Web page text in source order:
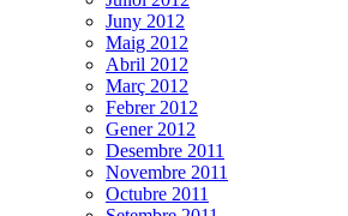
Juny 2012
Maig 2012
Abril 2012
Març 2012
Febrer 2012
Gener 2012
Desembre 2011
Novembre 2011
Octubre 2011